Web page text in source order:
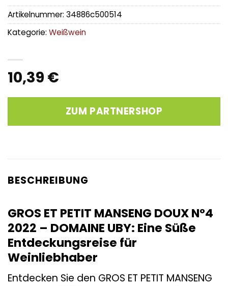
10,39 €
ZUM PARTNERSHOP
Artikelnummer: 34886c500514
Kategorie: Weißwein
BESCHREIBUNG
GROS ET PETIT MANSENG DOUX N°4
2022 – DOMAINE UBY: Eine Süße
Entdeckungsreise für
Weinliebhaber
Entdecken Sie den GROS ET PETIT MANSENG